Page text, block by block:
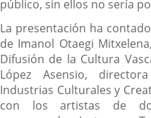
público, sin ellos no sería
La presentación ha
de Imanol Otaegi
Difusión de la Cultura
López Asensio,
Industrias Culturales y
con los artistas de